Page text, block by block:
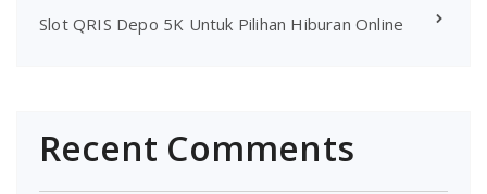
Slot QRIS Depo 5K Untuk Pilihan Hiburan Online
Recent Comments